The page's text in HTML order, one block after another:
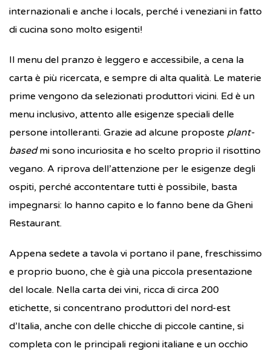
internazionali e anche i locals, perché i veneziani in fatto
di cucina sono molto esigenti!
Il menu del pranzo è leggero e accessibile, a cena la
carta è più ricercata, e sempre di alta qualità. Le materie
prime vengono da selezionati produttori vicini. Ed è un
menu inclusivo, attento alle esigenze speciali delle
persone intolleranti. Grazie ad alcune proposte plant-
basedmi sono incuriosita e ho scelto proprio il risottino
vegano. A riprova dell’attenzione per le esigenze degli
ospiti, perché accontentare tutti è possibile, basta
impegnarsi: lo hanno capito e lo fanno bene da Gheni
Restaurant.
Appena sedete a tavola vi portano il pane, freschissimo
e proprio buono, che è già una piccola presentazione
del locale. Nella carta dei vini, ricca di circa 200
etichette, si concentrano produttori del nord-est
d’Italia, anche con delle chicche di piccole cantine, si
completa con le principali regioni italiane e un occhio